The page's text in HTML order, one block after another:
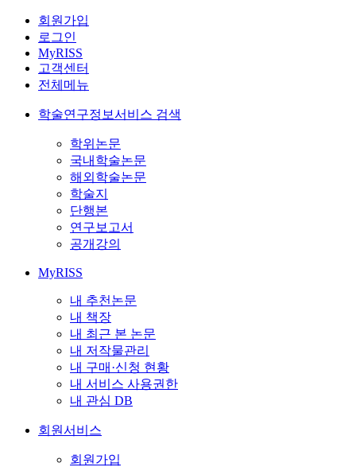
회원가입
로그인
MyRISS
고객센터
전체메뉴
학술연구정보서비스 검색
학위논문
국내학술논문
해외학술논문
학술지
단행본
연구보고서
공개강의
MyRISS
내 추천논문
내 책장
내 최근 본 논문
내 저작물관리
내 구매·신청 현황
내 서비스 사용권한
내 관심 DB
회원서비스
회원가입